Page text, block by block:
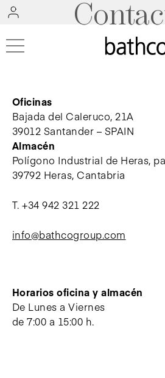
Oficinas
Bajada del Caleruco, 21A
39012 Santander – SPAIN
Horarios oficina y almacén
De Lunes a Viernes
de 7:00 a 15:00 h.
Almacén
Polígono Industrial de Heras,
39792 Heras, Cantabria
T.+34 942 321 222
info@bathcogroup.com